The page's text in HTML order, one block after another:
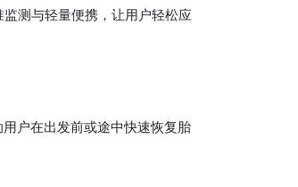
测与轻量便携，让用户轻松应
户在出发前或途中快速恢复胎